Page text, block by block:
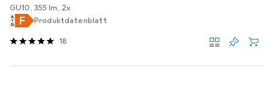
GU10, 355 lm, 2x
Produktdatenblatt
18